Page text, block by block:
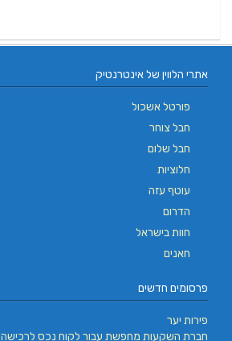
אתרי הלווין של אינטרנטיק
פורטל אשכול
חבל צוחר
חבל שלום
חלוציות
עוטף עזה
הדרום
חוות בישראל
חאנים
פרסומים חדשים
פירות יער
חברת השקעות מחפשת עבור לקוח נכס לרכישה